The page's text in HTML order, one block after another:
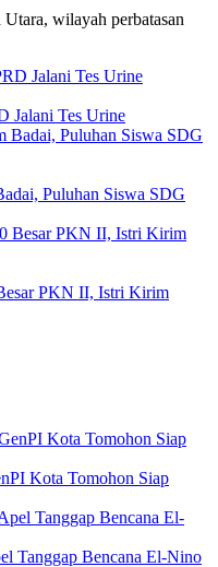
wilayah perbatasan
Jalani Tes Urine
Puluhan Siswa SDG
PKN II, Istri Kirim
Kota Tomohon Siap
Tanggap Bencana El-Nino